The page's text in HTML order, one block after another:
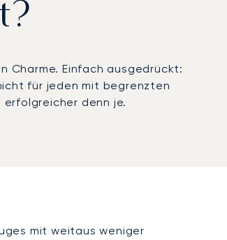
Charme. Einfach ausgedrückt:
für jeden mit begrenzten
denn je.
mit weitaus weniger